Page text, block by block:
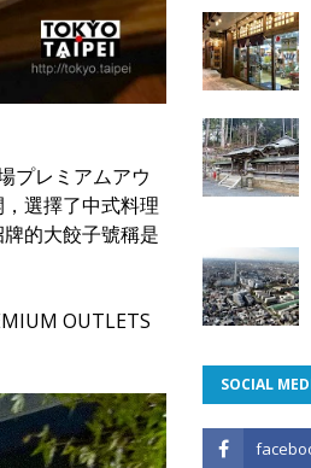
プレミアムアウ
選擇了中式料理
的大餃子號稱是
OUTLETS
SOCIAL